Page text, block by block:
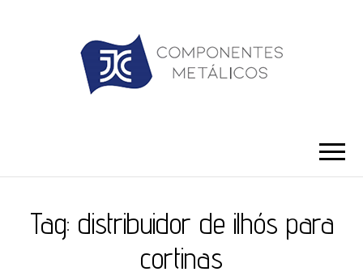
Tag: distribuidor de ilhós para
cortinas